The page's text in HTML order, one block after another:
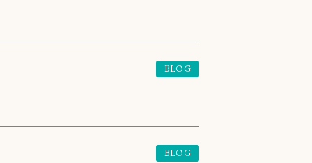
BLOG
BLOG